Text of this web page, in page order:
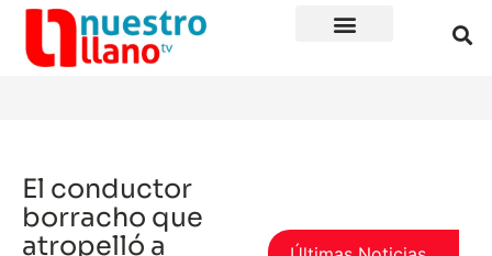
El conductor
borracho que
atropelló a